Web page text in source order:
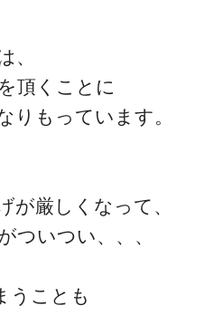
単価アップ・自費移行
、
頂くことに
りもっています。
が厳しくなって、
ついつい、、、
うことも